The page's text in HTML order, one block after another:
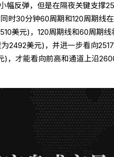
幅反弹，但是在隔夜关键支撑
时30分钟60周期和120周期线
美元)，120周期线和60周期线
2492美元)，并进一步看向
)，才能看向前高和通道上沿